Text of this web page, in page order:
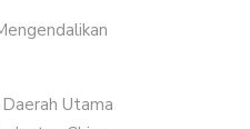
Utama